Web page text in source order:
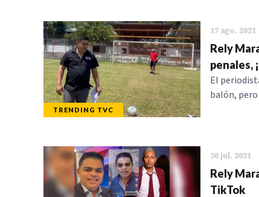
TRENDING TVC
17 ago. 2021
Rely
penales,
El
balón, pero
30 jul. 2021
Rely
TikTok